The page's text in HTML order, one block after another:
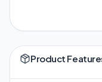
Product